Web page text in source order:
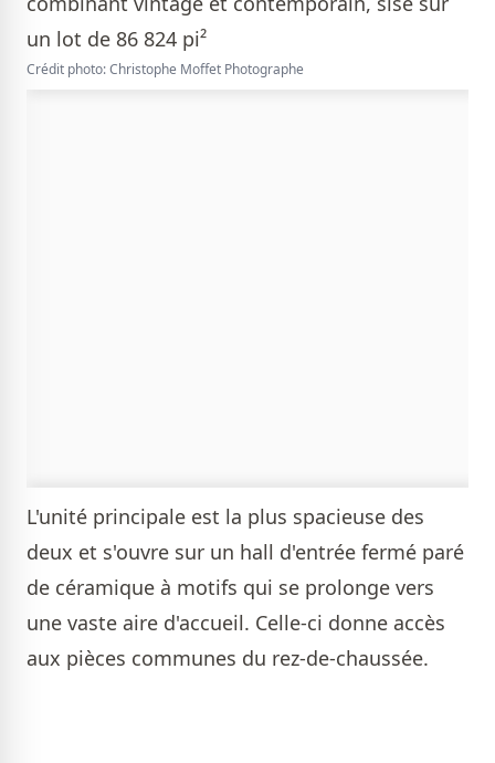
Crédit photo: Christophe Moffet Photographe
L'unité principale est la plus spacieuse des
deux et s'ouvre sur un hall d'entrée fermé paré
de céramique à motifs qui se prolonge vers
une vaste aire d'accueil. Celle-ci donne accès
aux pièces communes du rez-de-chaussée.